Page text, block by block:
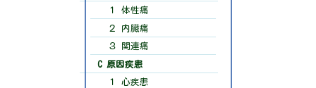
１ 体性痛
２ 内臓痛
３ 関連痛
C 原因疾患
１ 心疾患